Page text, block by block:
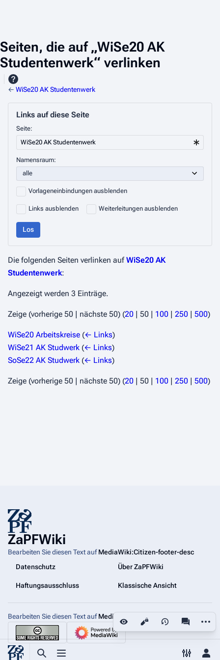
Suche aufrufen
Menü aufrufen Toggle
Seiten, die auf „WiSe20 AK
Studentenwerk“ verlinken
Ansichten
← WiSe20 AK Studentenwerk
Links auf diese Seite
Seite:
Namensraum:
Vorlageneinbindungen ausblenden
Links ausblenden Weiterleitungen ausblenden
Los
Die folgenden Seiten verlinken aufWiSe20 AK
Studentenwerk:
Angezeigt werden 3 Einträge.
Zeige (vorherige 50 nächste 50) (20 50 100 250 500)
WiSe20 Arbeitskreise (← Links)
WiSe21 AK Studwerk (← Links)
SoSe22 AK Studwerk (← Links)
Zeige (vorherige 50 nächste 50) (20 50 100 250 500)
ZaPFWiki
Bearbeiten Sie diesen Text aufMediaWiki:Citizen-footer-desc
Datenschutz
Über ZaPFWiki
Haftungsausschluss Klassische Ansicht
Bearbeiten Sie diesen Text aufMediaWiki:Citizen-footer-tagline